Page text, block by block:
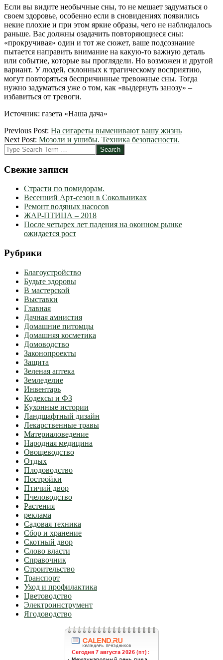
Если вы видите необычные сны, то не мешает задуматься о
своем здоровье, особенно если в сновидениях появились
некие плохие и при этом яркие образы, чего не наблюдалось
раньше. Вас должны озадачить повторяющиеся сны:
«прокручивая» один и тот же сюжет, ваше подсознание
пытается направить внимание на какую-то важную деталь
или событие, которые вы проглядели. Но возможен и другой
вариант. У людей, склонных к трагическому восприятию,
могут повторяться беспричинные тревожные сны. Тогда
нужно задуматься уже о том, как «выдернуть занозу» –
избавиться от тревоги.
Источник: газета «Наша дача»
2012-
09-
10
Previous Post: На сигареты выменивают вашу жизнь
Next Post: Мозоли и ушибы. Техника безопасности.
Search
Свежие записи
Страсти по помидорам.
Весенний Арт-сезон в Сокольниках
Ремонт водяных насосов
ЖАР-ПТИЦА – 2018
После четырех лет падения на оконном рынке
ожидается рост
Рубрики
Благоустройство
Будьте здоровы
В мастерской
Выставки
Главная
Дачная амнистия
Домашние питомцы
Домашняя косметика
Домоводство
Законопроекты
Защита
Зеленая аптека
Земледелие
Инвентарь
Кодексы и ФЗ
Кухонные истории
Ландшафтный дизайн
Лекарственные травы
Материаловедение
Народная медицина
Овощеводство
Отдых
Плодоводство
Постройки
Птичий двор
Пчеловодство
Растения
реклама
Садовая техника
Сбор и хранение
Скотный двор
Слово власти
Справочник
Строительство
Транспорт
Уход и профилактика
Цветоводство
Электроинструмент
Ягодоводство